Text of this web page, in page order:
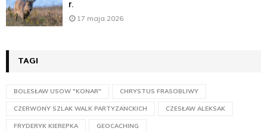
r.
17 maja 2026
TAGI
BOLESŁAW USOW "KONAR" CHRYSTUS FRASOBLIWY
CZERWONY SZLAK WALK PARTYZANCKICH CZESŁAW ALEKSAK
FRYDERYK KIEREPKA GEOCACHING